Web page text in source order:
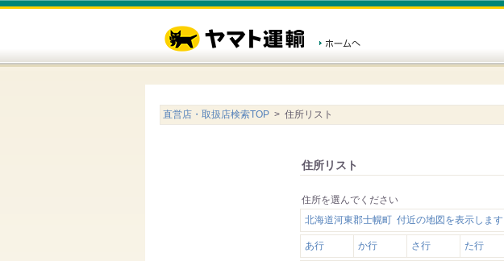
直営店・取扱店検索TOP > 住所リスト
住所リスト
住所を選んでください
北海道河東郡士幌町 付近の地図を表示します
あ行 か行 さ行 た行